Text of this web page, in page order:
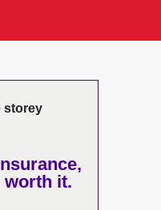
storey
worth it.